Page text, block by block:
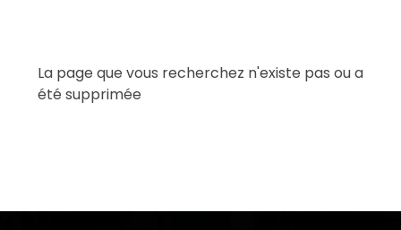
La page que vous recherchez n'existe pas ou a
été supprimée